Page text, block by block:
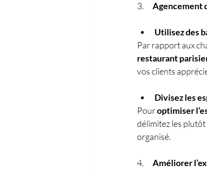
3. Agencement
Utilisez des
Par rapport aux
restaurant
vos clients
Divisez les
Pour optimiser
délimitez les plutôt
organisé.
4. Améliorer